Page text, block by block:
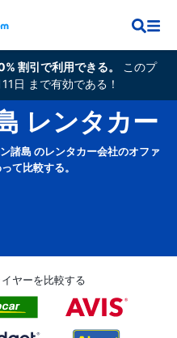
割引で利用できる。
このプ
日 まで有効である！
レンタカー
諸島 のレンタカー会社のオファ
て比較する。
ヤーを比較する